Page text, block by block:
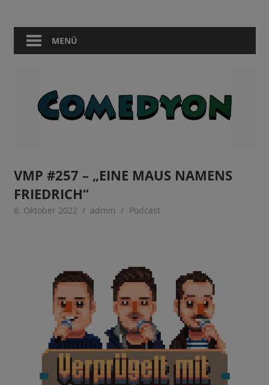
springen
Comedyon
Berlin
MENÜ
VMP #257 – „EINE MAUS NAMENS
FRIEDRICH“
8. Oktober 2022 admin Podcast